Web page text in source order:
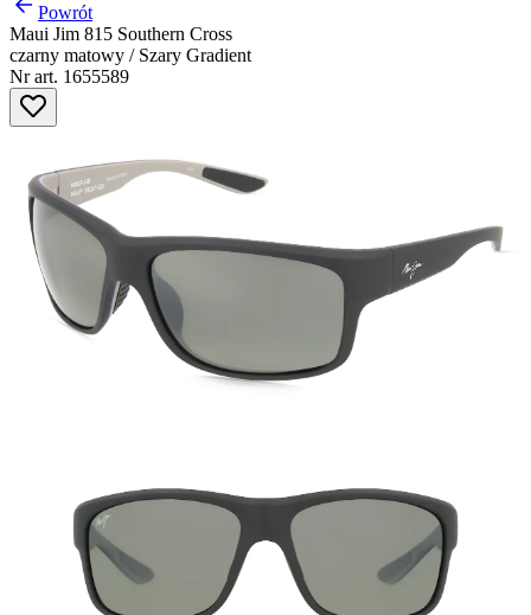
Powrót
Maui Jim 815 Southern Cross
czarny matowy / Szary Gradient
Nr art. 1655589